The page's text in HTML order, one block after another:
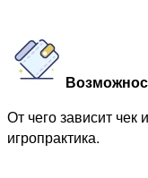
От чего зависит
игропрактика.